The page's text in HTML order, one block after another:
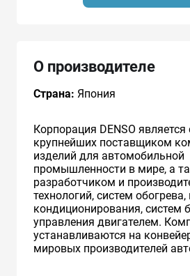
О производителе
Страна: Япония
Корпорация DENSO
крупнейших поставщиком
изделий для автомобильной
промышленности в мире, а
разработчиком и
технологий, систем
кондиционирования, систем
управления двигателем.
устанавливаются на
мировых производителей